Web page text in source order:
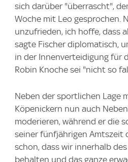
sich darüber "überrascht",
Woche mit Leo gesprochen.
unzufrieden, ich hoffe, dass
sagte Fischer diplomatisch,
in der Innenverteidigung für
Robin Knoche sei "nicht so
Neben der sportlichen Lage
Köpenickern nun auch
moderieren, während er die
seiner fünfjährigen Amtszeit
schon, dass wir innerhalb
behalten und das ganze